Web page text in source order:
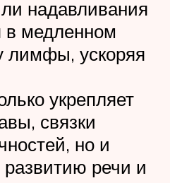
надавливания
в медленном
лимфы, ускоряя
укрепляет
связки
но и
развитию речи и